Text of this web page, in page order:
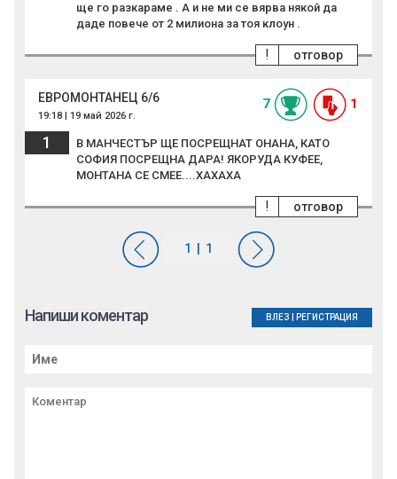
ще го разкараме . А и не ми се вярва някой да
даде повече от 2 милиона за тоя клоун .
отговор
!
ЕВРОМОНТАНЕЦ 6/6
19:18 | 19 май 2026 г.
7 1
1
В МАНЧЕСТЪР ЩЕ ПОСРЕЩНАТ ОНАНА, КАТО
СОФИЯ ПОСРЕЩНА ДАРА! ЯКОРУДА КУФЕЕ,
МОНТАНА СЕ СМЕЕ....ХАХАХА
отговор
!
Напиши коментар ВЛЕЗ РЕГИСТРАЦИЯ